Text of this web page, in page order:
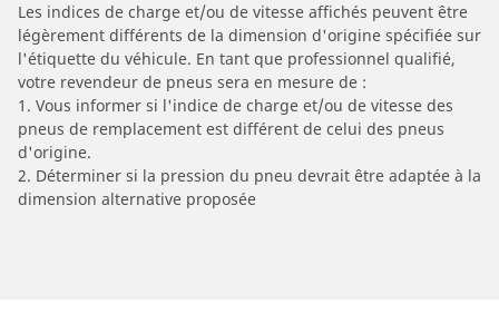
Les indices de charge et/ou de vitesse affichés peuvent être
légèrement différents de la dimension d'origine spécifiée sur
l'étiquette du véhicule. En tant que professionnel qualifié,
votre revendeur de pneus sera en mesure de :
1. Vous informer si l'indice de charge et/ou de vitesse des
pneus de remplacement est différent de celui des pneus
d'origine.
2. Déterminer si la pression du pneu devrait être adaptée à la
dimension alternative proposée